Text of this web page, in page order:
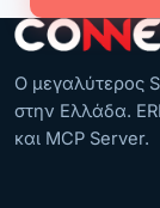
Ο μεγαλύτερος
στην Ελλάδα.
και MCP Server.